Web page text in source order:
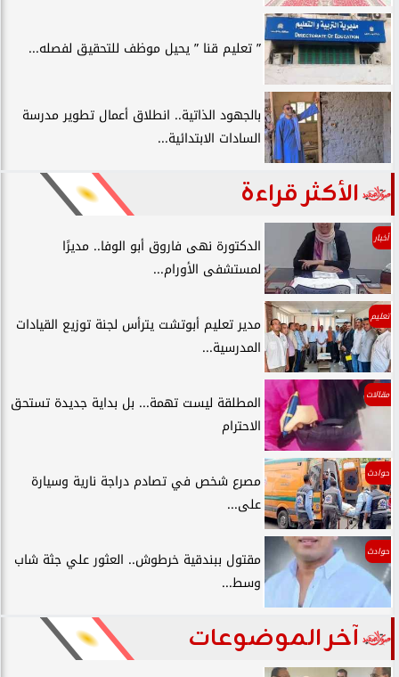
” تعليم قنا ” يحيل موظف للتحقيق لفصله...
بالجهود الذاتية.. انطلاق أعمال تطوير مدرسة
السادات الابتدائية...
الأكثر قراءة
أخبار
الدكتورة نهى فاروق أبو الوفا.. مديرًا
لمستشفى الأورام...
تعليم
مدير تعليم أبوتشت يترأس لجنة توزيع القيادات
المدرسية...
مقالات
المطلقة ليست تهمة... بل بداية جديدة تستحق
الاحترام
حوادث
مصرع شخص في تصادم دراجة نارية وسيارة
على...
حوادث
مقتول ببندقية خرطوش.. العثور علي جثة شاب
وسط...
آخر الموضوعات